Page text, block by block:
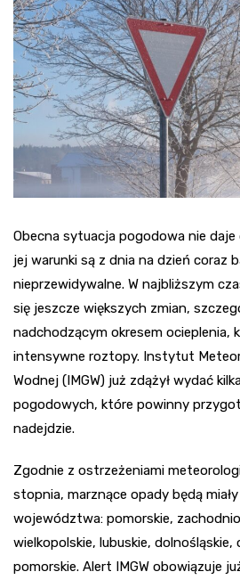
Obecna sytuacja pogodowa nie
jej warunki są z dnia na dzień coraz
nieprzewidywalne. W najbliższym
się jeszcze większych zmian,
nadchodzącym okresem ocieplenia,
intensywne roztopy. Instytut
Wodnej (IMGW) już zdążył wydać
pogodowych, które powinny
nadejdzie.
Zgodnie z ostrzeżeniami
stopnia, marznące opady będą
województwa: pomorskie,
wielkopolskie, lubuskie,
pomorskie. Alert IMGW obowiązuje